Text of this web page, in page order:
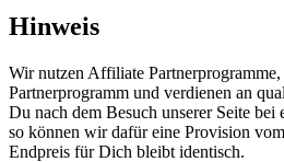
Hinweis
Wir nutzen Affiliate
Partnerprogramm und verdienen an
Du nach dem Besuch unserer Seite bei
so können wir dafür eine Provision
Endpreis für Dich bleibt identisch.